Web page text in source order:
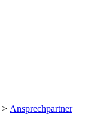
> Ansprechpartner